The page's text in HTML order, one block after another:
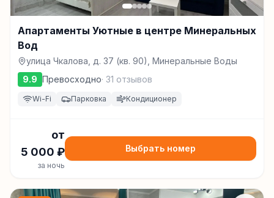
Апартаменты Уютные в центре Минеральных
Вод
улица Чкалова, д. 37 (кв. 90), Минеральные Воды
9.9 Превосходно· 31 отзывов
Wi-Fi Парковка Кондиционер
от
5 000 ₽
за ночь
Выбрать номер